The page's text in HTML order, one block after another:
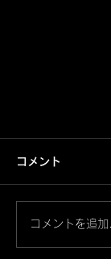
般若・天
コメント
コメントを追加